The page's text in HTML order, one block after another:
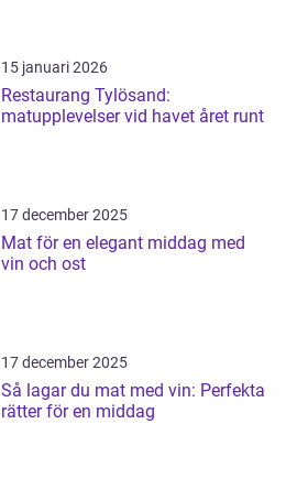
15 januari 2026
Restaurang Tylösand:
matupplevelser vid havet året runt
17 december 2025
Mat för en elegant middag med
vin och ost
17 december 2025
Så lagar du mat med vin: Perfekta
rätter för en middag